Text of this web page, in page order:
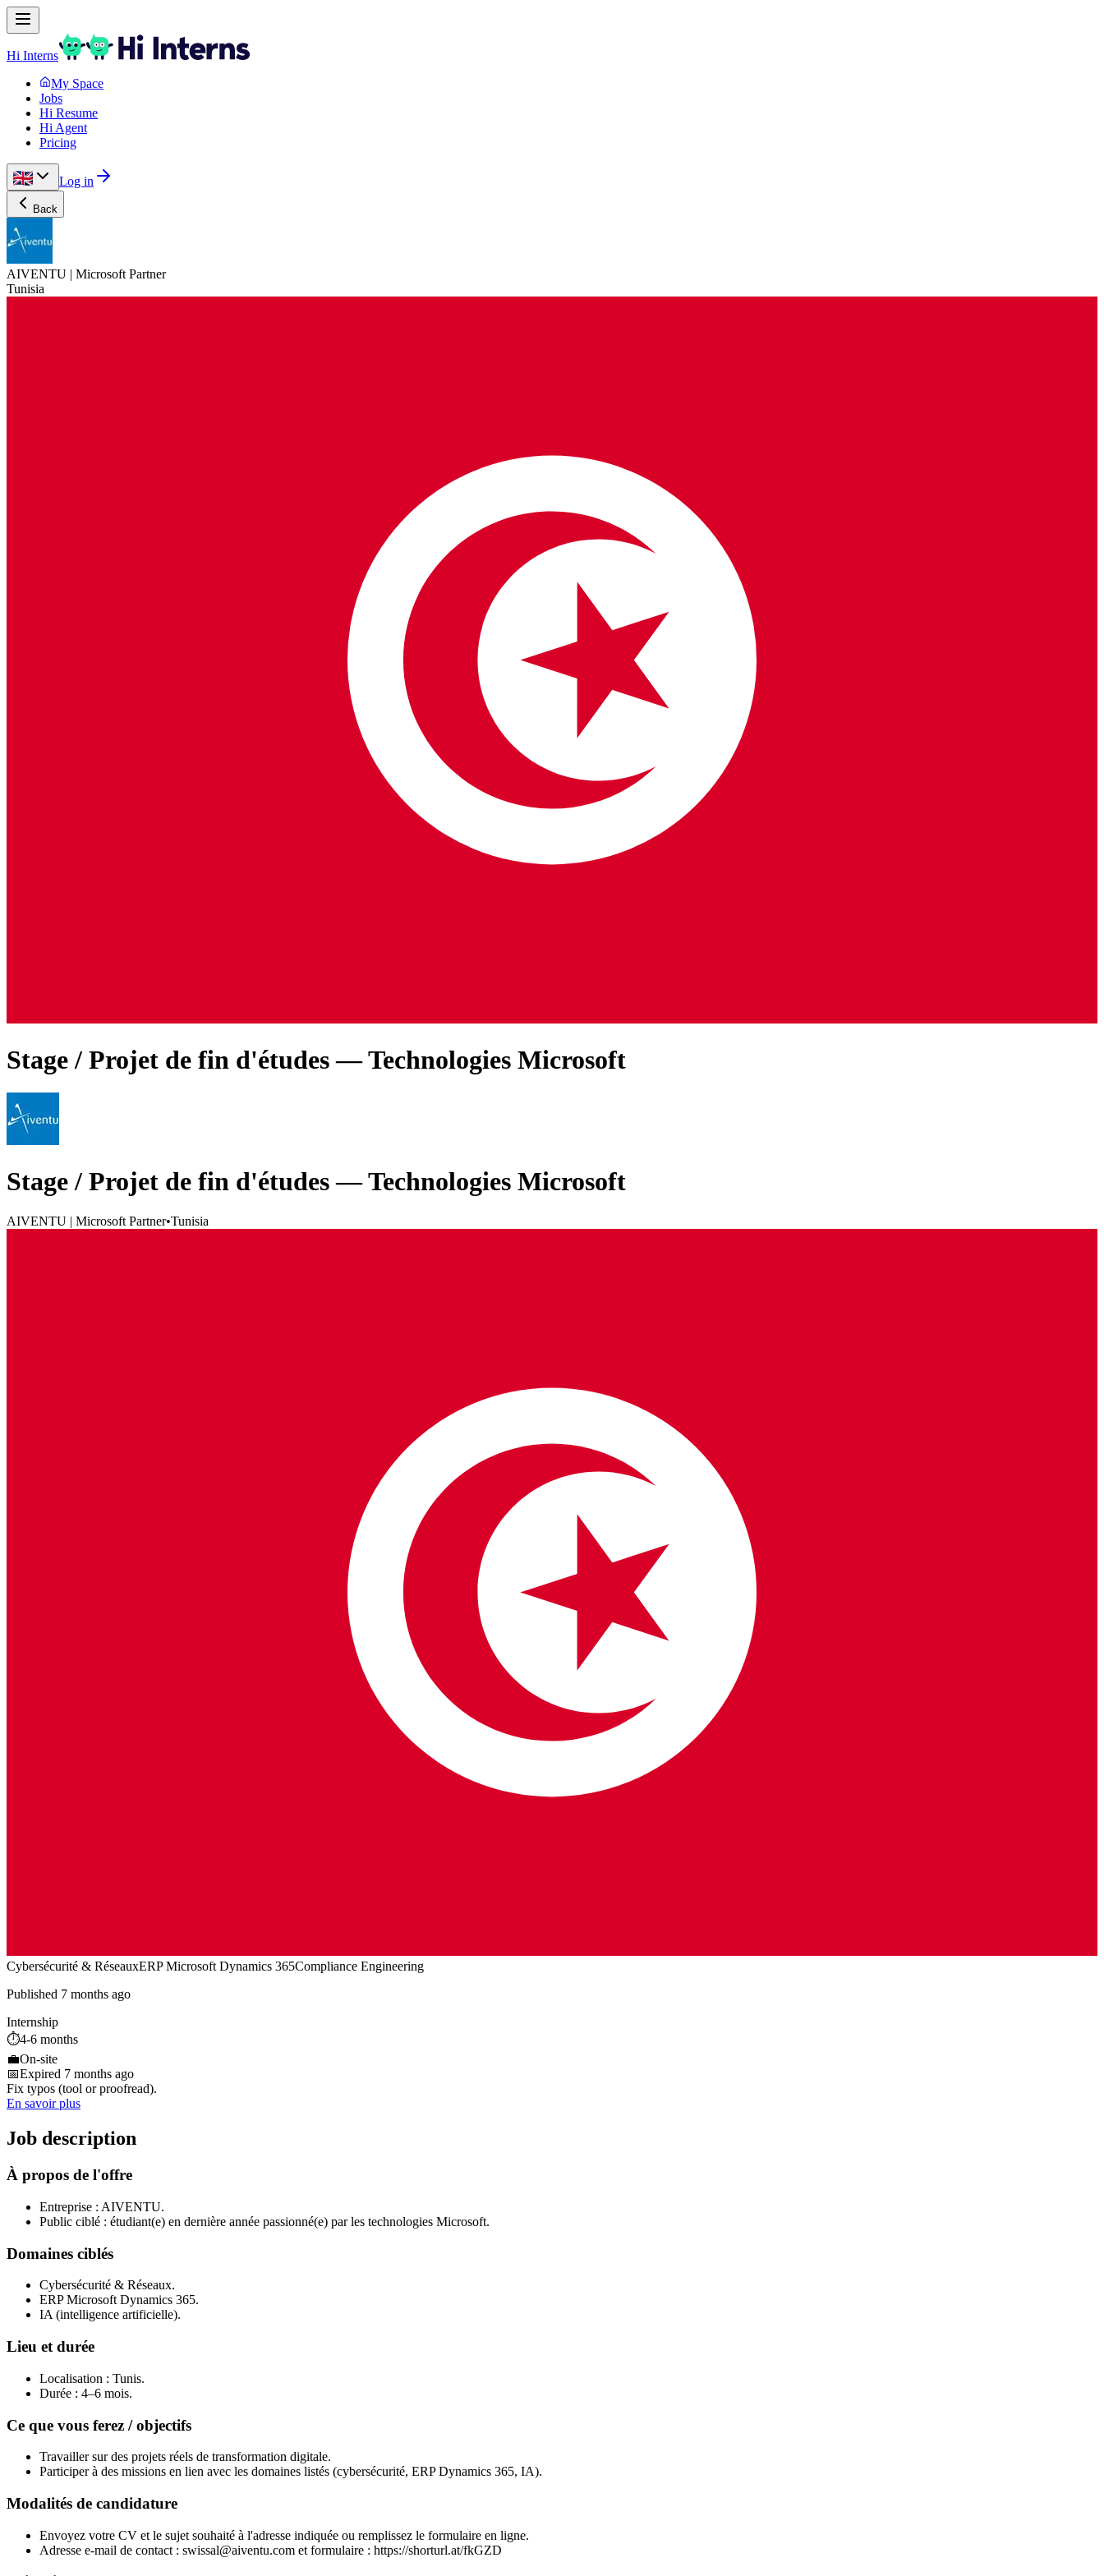
Hi Interns
My Space
Jobs
Hi Resume
Hi Agent
Pricing
Log in
Back
AIVENTU | Microsoft Partner
Tunisia
Stage / Projet de fin d'études — Technologies Microsoft
Stage / Projet de fin d'études — Technologies Microsoft
AIVENTU | Microsoft Partner•Tunisia
Cybersécurité & RéseauxERP Microsoft Dynamics 365Compliance Engineering
Published 7 months ago
Internship
⏱️4-6 months
💼On-site
📅Expired 7 months ago
Fix typos (tool or proofread).
En savoir plus
Job description
À propos de l'offre
Entreprise : AIVENTU.
Public ciblé : étudiant(e) en dernière année passionné(e) par les technologies Microsoft.
Domaines ciblés
Cybersécurité & Réseaux.
ERP Microsoft Dynamics 365.
IA (intelligence artificielle).
Lieu et durée
Localisation : Tunis.
Durée : 4–6 mois.
Ce que vous ferez / objectifs
Travailler sur des projets réels de transformation digitale.
Participer à des missions en lien avec les domaines listés (cybersécurité, ERP Dynamics 365, IA).
Modalités de candidature
Envoyez votre CV et le sujet souhaité à l'adresse indiquée ou remplissez le formulaire en ligne.
Adresse e-mail de contact : swissal@aiventu.com et formulaire : https://shorturl.at/fkGZD